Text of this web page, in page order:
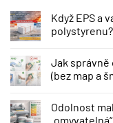
Když EPS a
polystyrenu?
Jak správně
(bez map a
Odolnost